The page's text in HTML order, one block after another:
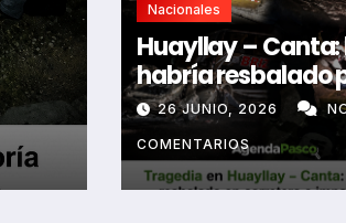
Actualidad Regional General
Huánuco 9
tras
Chancas
vivienda
17 JUNIO, 2026 NO
Nacionales
Huayllay – Canta:
habría resbalado
aceite en la vía e
impactó auto
dejando dos
26 JUNIO, 2026
COMENTARIOS